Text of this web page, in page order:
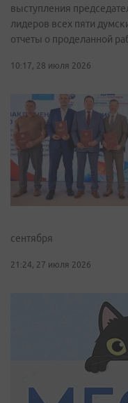
выступления
лидеров всех пяти
отчеты о проделанной
10:17, 28 июля 2026
сентября
21:24, 27 июля 2026